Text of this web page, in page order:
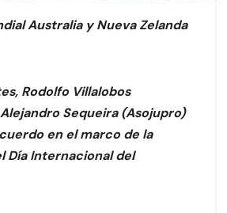
Australia y Nueva Zelanda
Rodolfo Villalobos
Sequeira (Asojupro)
en el marco de la
Día Internacional del